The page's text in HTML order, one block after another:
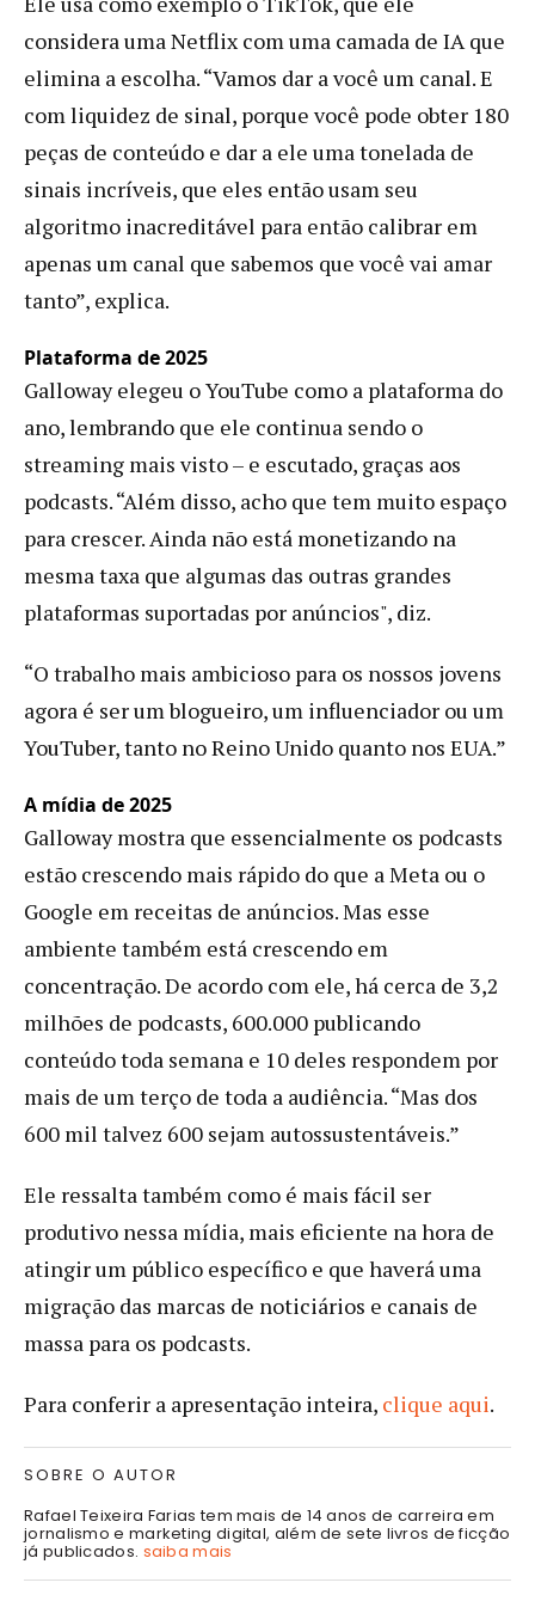
considera uma Netflix com uma camada de IA que
elimina a escolha. “Vamos dar a você um canal. E
com liquidez de sinal, porque você pode obter 180
peças de conteúdo e dar a ele uma tonelada de
sinais incríveis, que eles então usam seu
algoritmo inacreditável para então calibrar em
apenas um canal que sabemos que você vai amar
tanto”, explica.
Plataforma de 2025
Galloway elegeu o YouTube como a plataforma do
ano, lembrando que ele continua sendo o
streaming mais visto – e escutado, graças aos
podcasts. “Além disso, acho que tem muito espaço
para crescer. Ainda não está monetizando na
mesma taxa que algumas das outras grandes
plataformas suportadas por anúncios", diz.
“O trabalho mais ambicioso para os nossos jovens
agora é ser um blogueiro, um influenciador ou um
YouTuber, tanto no Reino Unido quanto nos EUA.”
A mídia de 2025
Galloway mostra que essencialmente os podcasts
estão crescendo mais rápido do que a Meta ou o
Google em receitas de anúncios. Mas esse
ambiente também está crescendo em
concentração. De acordo com ele, há cerca de 3,2
milhões de podcasts, 600.000 publicando
conteúdo toda semana e 10 deles respondem por
mais de um terço de toda a audiência. “Mas dos
600 mil talvez 600 sejam autossustentáveis.”
Ele ressalta também como é mais fácil ser
produtivo nessa mídia, mais eficiente na hora de
atingir um público específico e que haverá uma
migração das marcas de noticiários e canais de
massa para os podcasts.
Para conferir a apresentação inteira, clique aqui.
SOBRE O AUTOR
Rafael Teixeira Farias tem mais de 14 anos de carreira em
jornalismo e marketing digital, além de sete livros de ficção
já publicados. saiba mais